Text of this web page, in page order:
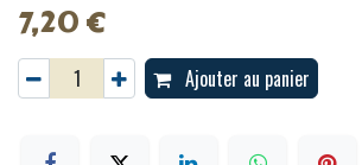
7,20€
Ajouter au panier